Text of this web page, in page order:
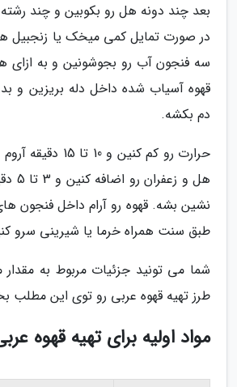
بعد چند دونه هل رو بکوبین و چند رشته
در صورت تمایل کمی میخک یا زنجبیل
سه فنجون آب رو بجوشونین و به
قهوه آسیاب شده داخل دله بریزین و
دم بکشه.
حرارت رو کم کنین و
هل
نشین بشه. قهوه رو آرام داخل فنجون
طبق سنت همراه خرما یا شیرینی سرو
شما می تونید جزئیات مربوط به مقدار
طرز تهیه قهوه عربی رو توی این مطلب
مواد اولیه برای تهیه قهوه